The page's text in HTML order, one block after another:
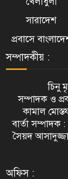
সারাদেশ
প্রবাসে
সম্পাদকীয় :
চিনু
সম্পাদক ও
কামাল
বার্তা
সৈয়দ
অফিস :